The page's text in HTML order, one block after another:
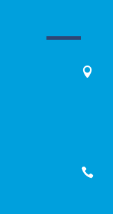

